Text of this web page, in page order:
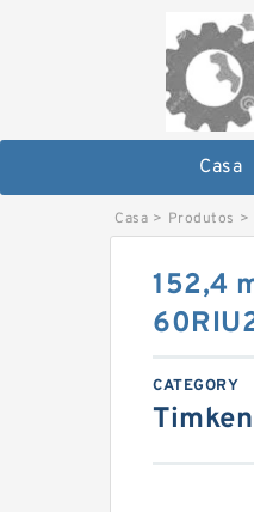
Casa
Casa > Produtos >
152,4
CATEGORY